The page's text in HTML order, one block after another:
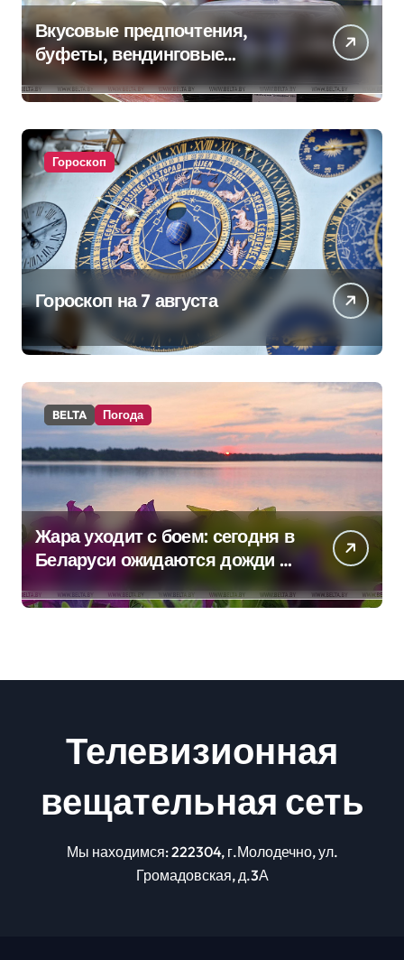
Вкусовые предпочтения,
буфеты, вендинговые
аппараты. Минобразования об
изменениях в школьном
питании
Гороскоп
Гороскоп на 7 августа
BELTA Погода
Жара уходит с боем: сегодня в
Беларуси ожидаются дожди и
грозы
Телевизионная
вещательная сеть
Мы находимся: 222304, г.Молодечно, ул.
Громадовская, д.3А